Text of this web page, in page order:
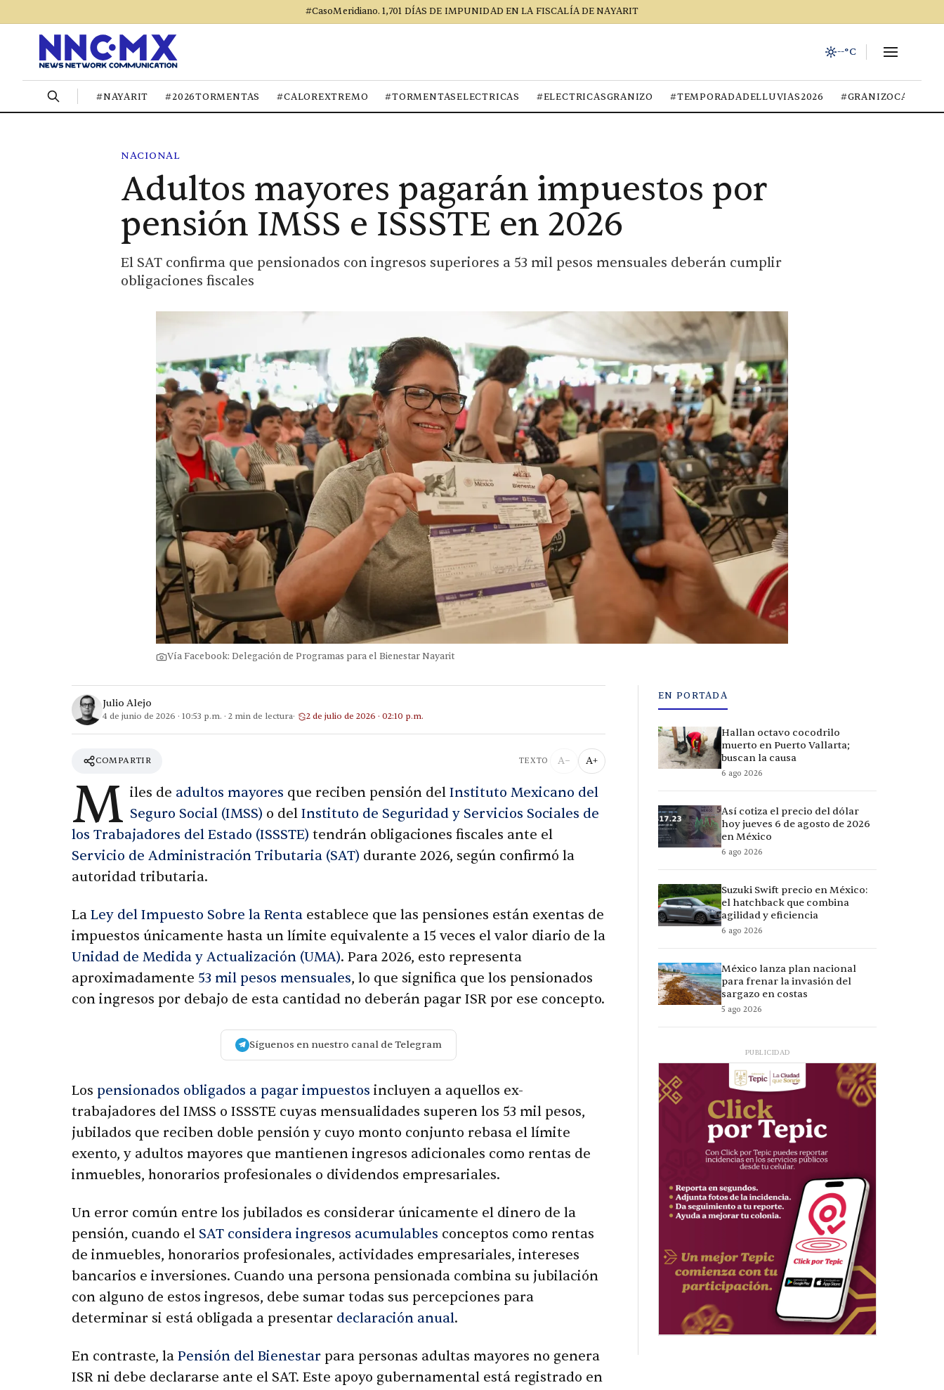
#CasoMeridiano. 1,701 DÍAS DE IMPUNIDAD EN LA FISCALÍA DE NAYARIT
--°C
#NAYARIT #2026TORMENTAS #CALOREXTREMO #TORMENTASELECTRICAS #ELECTRICASGRANIZO #TEMPORADADELLUVIAS2026 #GRANIZOCALOR
NACIONAL
Adultos mayores pagarán impuestos por
pensión IMSS e ISSSTE en 2026
El SAT confirma que pensionados con ingresos superiores a 53 mil pesos mensuales deberán cumplir
obligaciones fiscales
Vía Facebook: Delegación de Programas para el Bienestar Nayarit
Julio Alejo
4 de junio de 2026 · 10:53 p.m. · 2 min de lectura 2 de julio de 2026 · 02:10 p.m.
COMPARTIR TEXTO A− A+
M iles de adultos mayores que reciben pensión del Instituto Mexicano del
Seguro Social (IMSS) o del Instituto de Seguridad y Servicios Sociales de
los Trabajadores del Estado (ISSSTE) tendrán obligaciones fiscales ante el
Servicio de Administración Tributaria (SAT) durante 2026, según confirmó la
autoridad tributaria.
La Ley del Impuesto Sobre la Renta establece que las pensiones están exentas de
impuestos únicamente hasta un límite equivalente a 15 veces el valor diario de la
Unidad de Medida y Actualización (UMA). Para 2026, esto representa
aproximadamente 53 mil pesos mensuales, lo que significa que los pensionados
con ingresos por debajo de esta cantidad no deberán pagar ISR por ese concepto.
Síguenos en nuestro canal de Telegram
Los pensionados obligados a pagar impuestos incluyen a aquellos ex-
trabajadores del IMSS o ISSSTE cuyas mensualidades superen los 53 mil pesos,
jubilados que reciben doble pensión y cuyo monto conjunto rebasa el límite
exento, y adultos mayores que mantienen ingresos adicionales como rentas de
inmuebles, honorarios profesionales o dividendos empresariales.
Un error común entre los jubilados es considerar únicamente el dinero de la
pensión, cuando el SAT considera ingresos acumulables conceptos como rentas
de inmuebles, honorarios profesionales, actividades empresariales, intereses
bancarios e inversiones. Cuando una persona pensionada combina su jubilación
con alguno de estos ingresos, debe sumar todas sus percepciones para
determinar si está obligada a presentar declaración anual.
En contraste, la Pensión del Bienestar para personas adultas mayores no genera
ISR ni debe declararse ante el SAT. Este apoyo gubernamental está registrado en
EN PORTADA
Hallan octavo cocodrilo
muerto en Puerto Vallarta;
buscan la causa
6 ago 2026
Así cotiza el precio del dólar
hoy jueves 6 de agosto de 2026
en México
6 ago 2026
Suzuki Swift precio en México:
el hatchback que combina
agilidad y eficiencia
6 ago 2026
México lanza plan nacional
para frenar la invasión del
sargazo en costas
5 ago 2026
PUBLICIDAD